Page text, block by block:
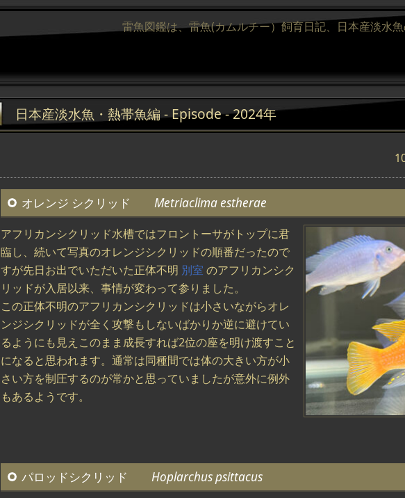
雷魚図鑑は、雷魚(カムルチー）飼育日記、日本産淡水
日本産淡水魚・熱帯魚編 - Episode - 2024年
オレンジ シクリッド Metriaclima estherae
アフリカンシクリッド水槽ではフロントーサがトップに君
臨し、続いて写真のオレンジシクリッドの順番だったので
すが先日お出でいただいた正体不明 別室 のアフリカンシク
リッドが入居以来、事情が変わって参りました。
この正体不明のアフリカンシクリッドは小さいながらオレ
ンジシクリッドが全く攻撃もしないばかりか逆に避けてい
るようにも見えこのまま成長すれば2位の座を明け渡すこと
になると思われます。通常は同種間では体の大きい方が小
さい方を制圧するのが常かと思っていましたが意外に例外
もあるようです。
パロッドシクリッド Hoplarchus psittacus